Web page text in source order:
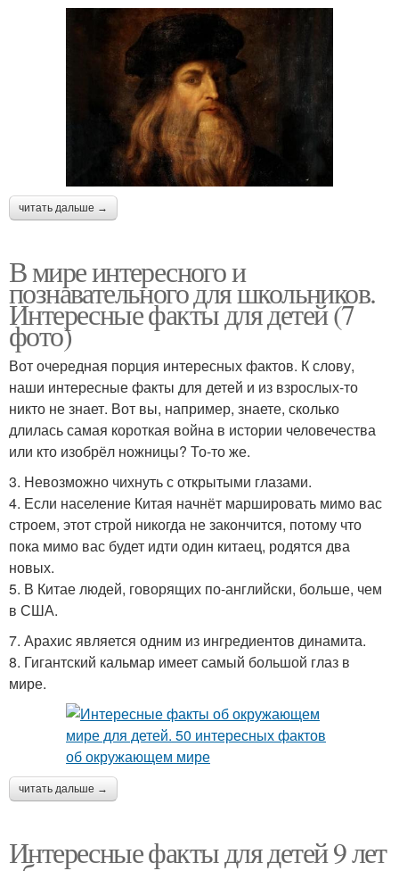
читать дальше →
В мире интересного и
познавательного для школьников.
Интересные факты для детей (7
фото)
Вот очередная порция интересных фактов. К слову,
наши интересные факты для детей и из взрослых-то
никто не знает. Вот вы, например, знаете, сколько
длилась самая короткая война в истории человечества
или кто изобрёл ножницы? То-то же.
3. Невозможно чихнуть с открытыми глазами.
4. Если население Китая начнёт маршировать мимо вас
строем, этот строй никогда не закончится, потому что
пока мимо вас будет идти один китаец, родятся два
новых.
5. В Китае людей, говорящих по-английски, больше, чем
в США.
7. Арахис является одним из ингредиентов динамита.
8. Гигантский кальмар имеет самый большой глаз в
мире.
читать дальше →
Интересные факты для детей 9 лет